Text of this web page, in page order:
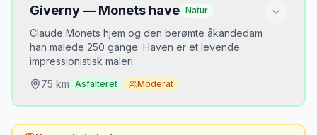
Book kælder-tours hos Taittinger på
i Épernay centrum og gå Avenue de
Champagne til fods.
Giverny — Monets have Natur
Claude Monets hjem og den berømte åkandedam
han malede 250 gange. Haven er et levende
impressionistisk maleri.
75 km Asfalteret Moderat
Hvorfor er det hemmeligt?